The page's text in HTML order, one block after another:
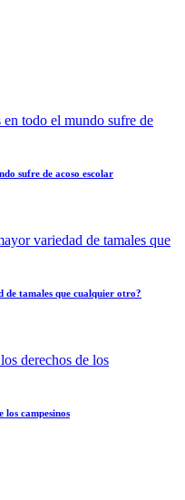
sufre de acoso escolar
de tamales que cualquier otro?
los campesinos